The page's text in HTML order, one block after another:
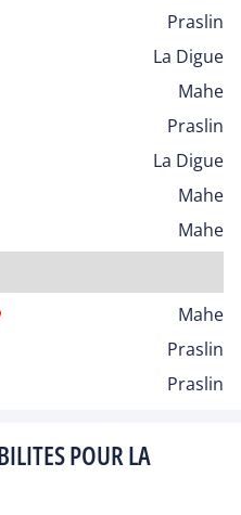
Praslin
La Digue
Mahe
Praslin
La Digue
Mahe
Mahe
Mahe
Praslin
Praslin
POUR LA